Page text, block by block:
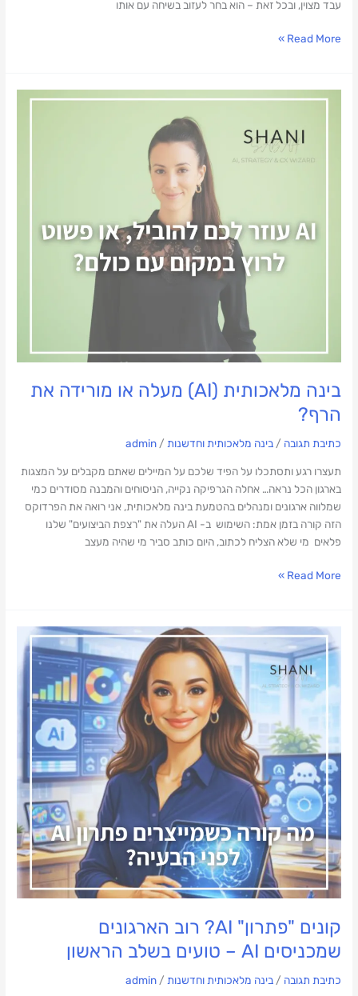
עבד מצוין, ובכל זאת – הוא בחר לעזוב בשיחה עם אותו
Read More »
בינה מלאכותית (AI) מעלה או מורידה את
הרף?
כתיבת תגובה /בינה מלאכותית וחדשנות /
admin
תעצרו רגע ותסתכלו על הפיד שלכם על המיילים שאתם מקבלים על המצגות
בארגון הכל נראה… אחלה הגרפיקה נקייה, הניסוחים והמבנה מסודרים כמי
שמלווה ארגונים ומנהלים בהטמעת בינה מלאכותית, אני רואה את הפרדוקס
הזה קורה בזמן אמת: השימוש ב- AI העלה את "רצפת הביצועים" שלנו
פלאים מי שלא הצליח לכתוב, היום כותב סביר מי שהיה מעצב
בינה
Read More »
קונים "פתרון" AI? רוב הארגונים
שמכניסים AI – טועים בשלב הראשון
כתיבת תגובה /בינה מלאכותית וחדשנות /
admin
קונים
"פתרון"
רוב
הארגונים
AI
–
טועים
בשלב
הראשון